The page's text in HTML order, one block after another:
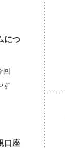
につ
回
す
口座